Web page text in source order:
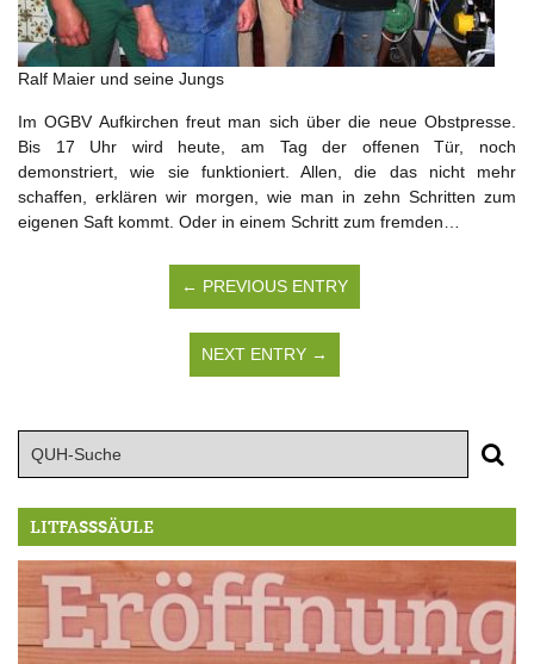
Ralf Maier und seine Jungs
Im OGBV Aufkirchen freut man sich über die neue Obstpresse.
Bis 17 Uhr wird heute, am Tag der offenen Tür, noch
demonstriert, wie sie funktioniert. Allen, die das nicht mehr
schaffen, erklären wir morgen, wie man in zehn Schritten zum
eigenen Saft kommt. Oder in einem Schritt zum fremden…
← PREVIOUS ENTRY
NEXT ENTRY →
LITFASSSÄULE